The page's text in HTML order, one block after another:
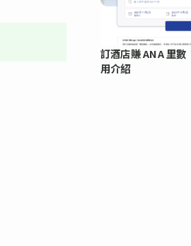
訂酒店賺 ANA 里
用介紹